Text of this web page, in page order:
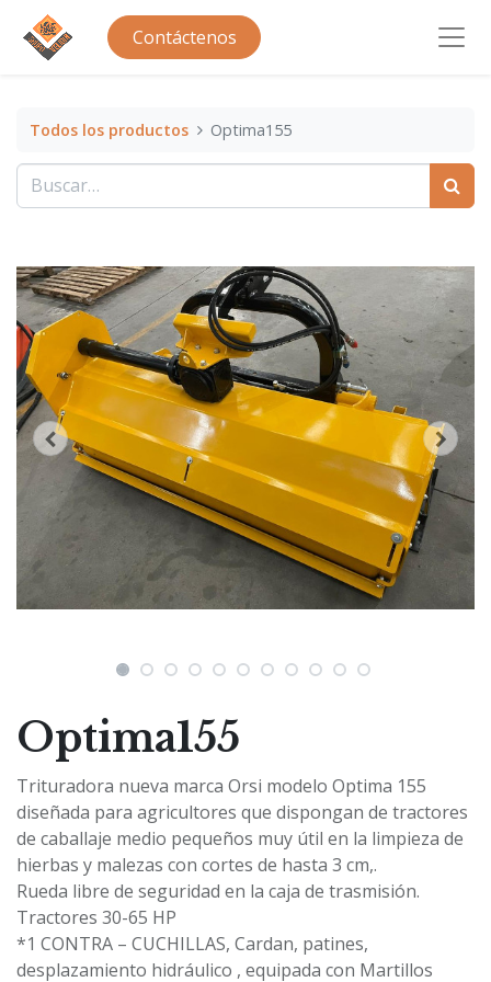
Contáctenos
Todos los productos Optima155
Optima155
Trituradora nueva marca Orsi modelo Optima 155
diseñada para agricultores que dispongan de tractores
de caballaje medio pequeños muy útil en la limpieza de
hierbas y malezas con cortes de hasta 3 cm,.
Rueda libre de seguridad en la caja de trasmisión.
Tractores 30-65 HP
*1 CONTRA – CUCHILLAS, Cardan, patines,
desplazamiento hidráulico , equipada con Martillos